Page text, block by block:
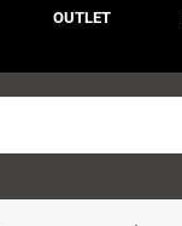
OUTLET